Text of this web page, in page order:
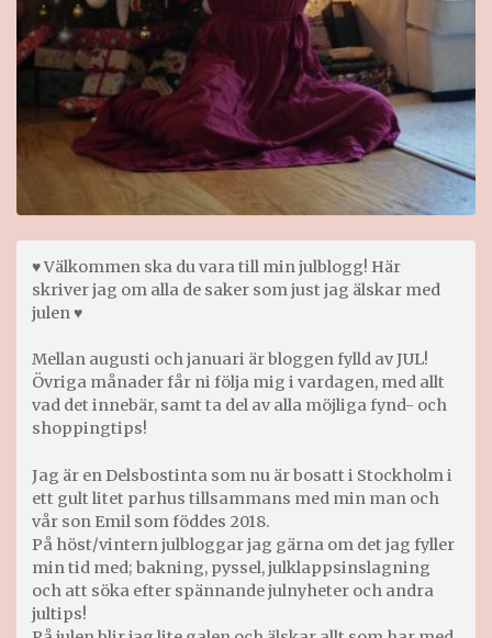
♥ Välkommen ska du vara till min julblogg! Här
skriver jag om alla de saker som just jag älskar med
julen ♥
Mellan augusti och januari är bloggen fylld av JUL!
Övriga månader får ni följa mig i vardagen, med allt
vad det innebär, samt ta del av alla möjliga fynd- och
shoppingtips!
Jag är en Delsbostinta som nu är bosatt i Stockholm i
ett gult litet parhus tillsammans med min man och
vår son Emil som föddes 2018.
På höst/vintern julbloggar jag gärna om det jag fyller
min tid med; bakning, pyssel, julklappsinslagning
och att söka efter spännande julnyheter och andra
jultips!